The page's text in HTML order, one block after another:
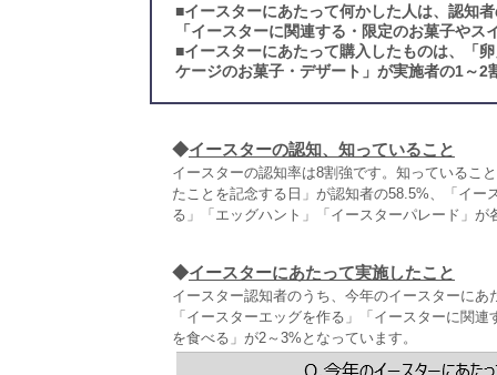
■イースターにあたって何かした人は、認知
「イースターに関連する・限定のお菓子や
■イースターにあたって購入したものは、「
ケージのお菓子・デザート」が実施者の1～2
◆イースターの認知、知っていること
イースターの認知率は8割強です。知っているこ
たことを記念する日」が認知者の58.5%、「イ
る」「エッグハント」「イースターパレード」が
◆イースターにあたって実施したこと
イースター認知者のうち、今年のイースターに
「イースターエッグを作る」「イースターに関
を食べる」が2～3%となっています。